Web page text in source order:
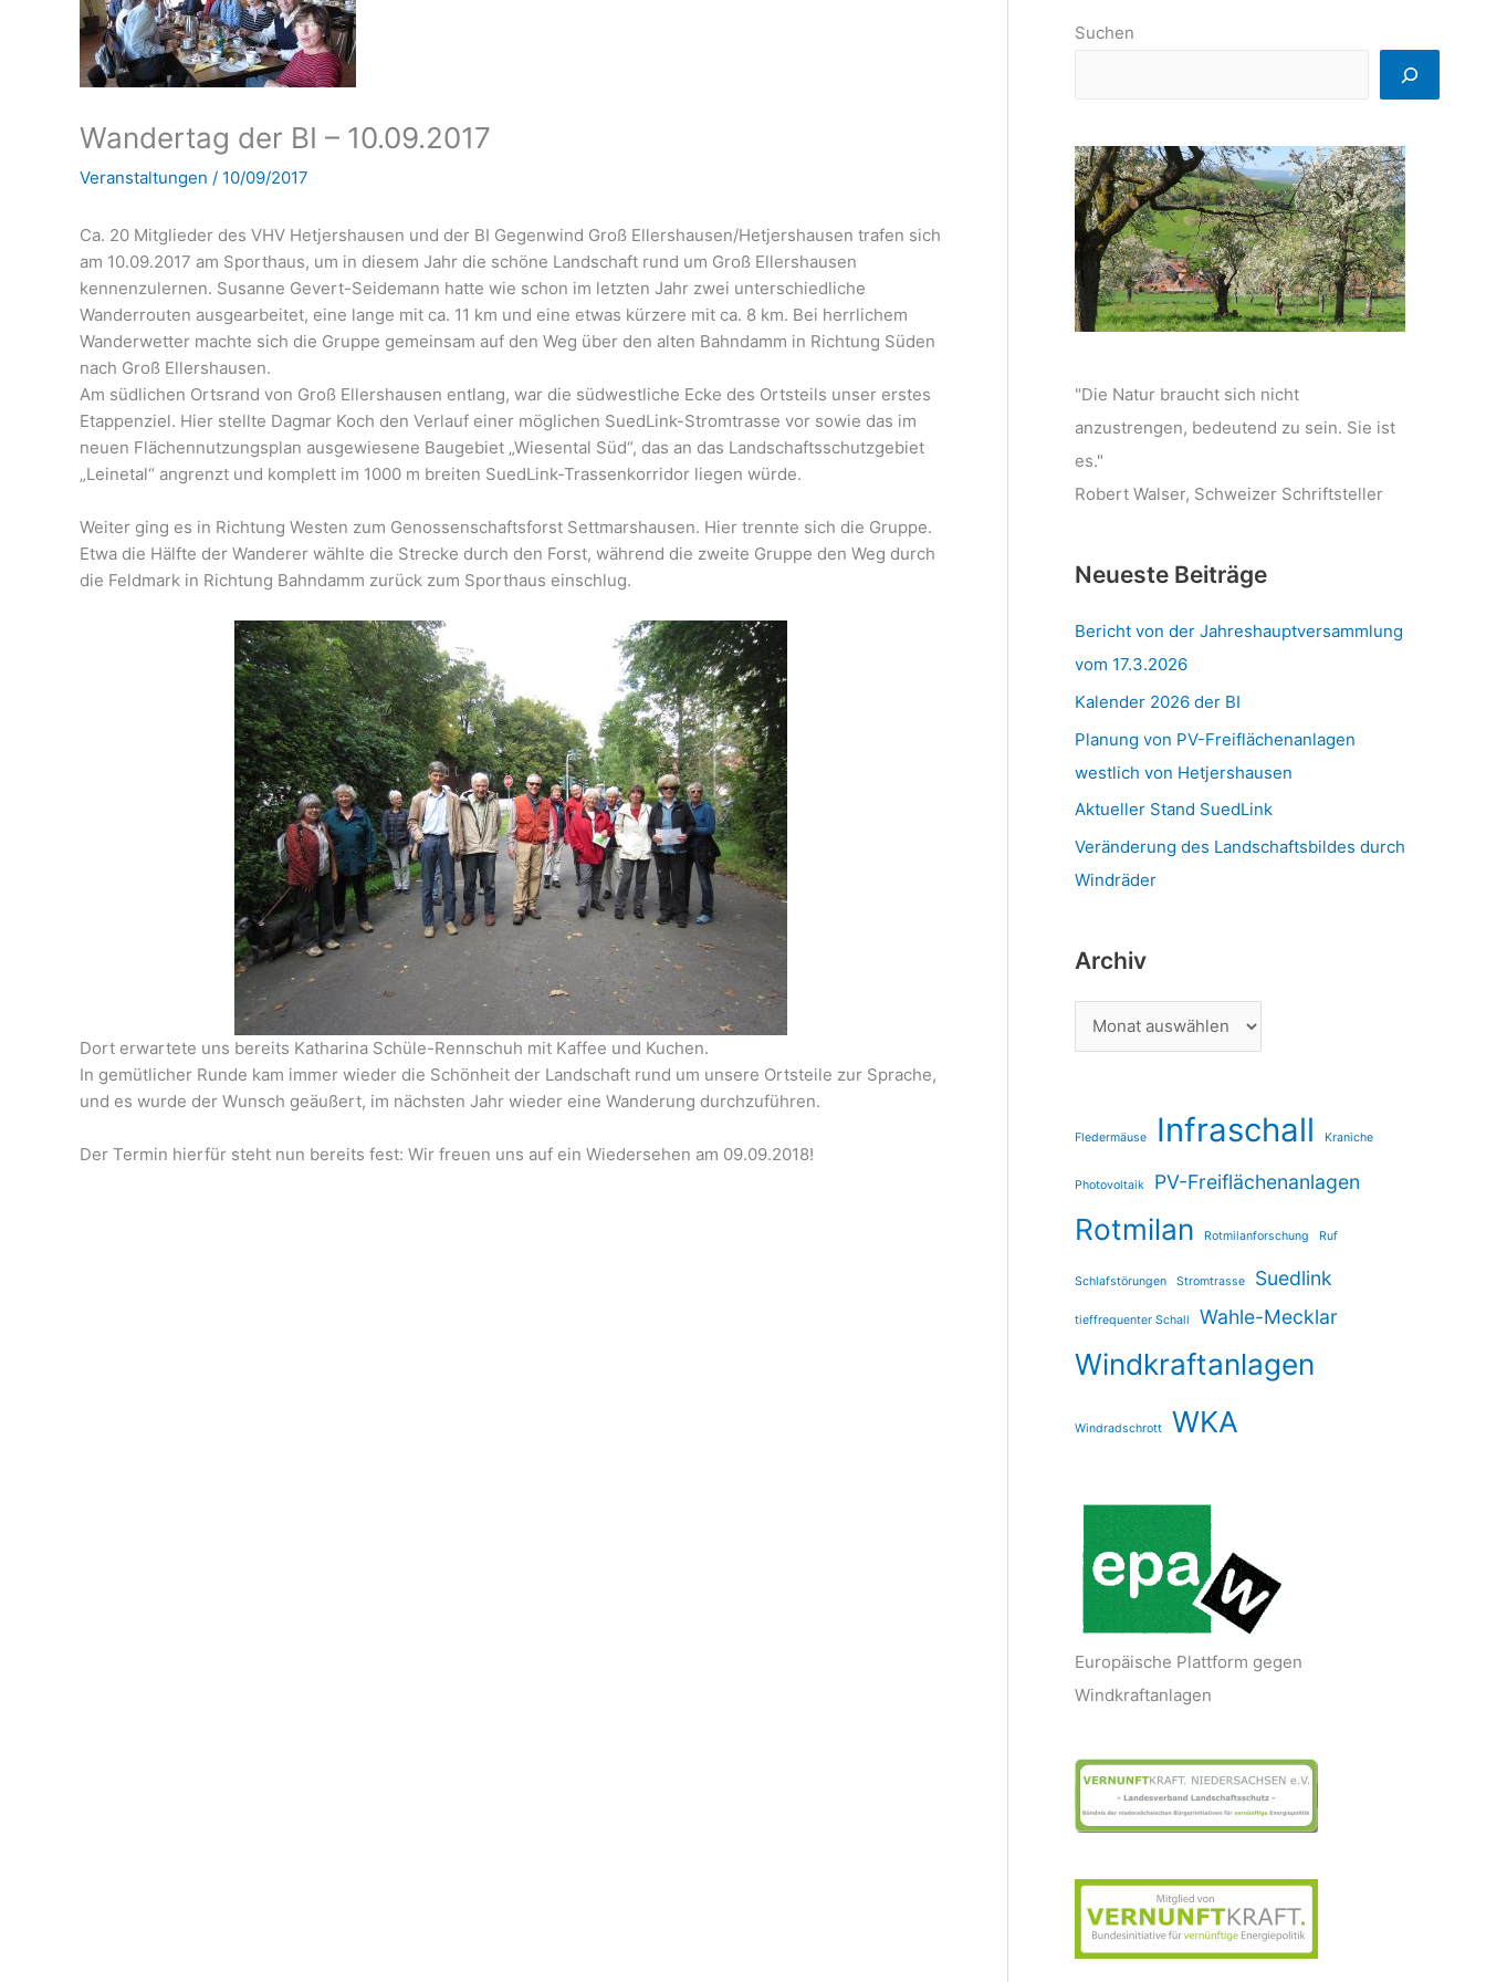
Wandertag der BI – 10.09.2017
Veranstaltungen / 10/09/2017
Ca. 20 Mitglieder des VHV Hetjershausen und der BI Gegenwind Groß Ellershausen/Hetjershausen trafen sich
am 10.09.2017 am Sporthaus, um in diesem Jahr die schöne Landschaft rund um Groß Ellershausen
kennenzulernen. Susanne Gevert-Seidemann hatte wie schon im letzten Jahr zwei unterschiedliche
Wanderrouten ausgearbeitet, eine lange mit ca. 11 km und eine etwas kürzere mit ca. 8 km. Bei herrlichem
Wanderwetter machte sich die Gruppe gemeinsam auf den Weg über den alten Bahndamm in Richtung Süden
nach Groß Ellershausen.
Am südlichen Ortsrand von Groß Ellershausen entlang, war die südwestliche Ecke des Ortsteils unser erstes
Etappenziel. Hier stellte Dagmar Koch den Verlauf einer möglichen SuedLink-Stromtrasse vor sowie das im
neuen Flächennutzungsplan ausgewiesene Baugebiet „Wiesental Süd“, das an das Landschaftsschutzgebiet
„Leinetal“ angrenzt und komplett im 1000 m breiten SuedLink-Trassenkorridor liegen würde.
Weiter ging es in Richtung Westen zum Genossenschaftsforst Settmarshausen. Hier trennte sich die Gruppe.
Etwa die Hälfte der Wanderer wählte die Strecke durch den Forst, während die zweite Gruppe den Weg durch
die Feldmark in Richtung Bahndamm zurück zum Sporthaus einschlug.
Dort erwartete uns bereits Katharina Schüle-Rennschuh mit Kaffee und Kuchen.
In gemütlicher Runde kam immer wieder die Schönheit der Landschaft rund um unsere Ortsteile zur Sprache,
und es wurde der Wunsch geäußert, im nächsten Jahr wieder eine Wanderung durchzuführen.
Der Termin hierfür steht nun bereits fest: Wir freuen uns auf ein Wiedersehen am 09.09.2018!
Suchen
"Die Natur braucht sich nicht
anzustrengen, bedeutend zu sein. Sie ist
es."
Robert Walser, Schweizer Schriftsteller
Neueste Beiträge
Bericht von der Jahreshauptversammlung
vom 17.3.2026
Kalender 2026 der BI
Planung von PV-Freiflächenanlagen
westlich von Hetjershausen
Aktueller Stand SuedLink
Veränderung des Landschaftsbildes durch
Windräder
Archiv
Fledermäuse Infraschall Kraniche
Photovoltaik PV-Freiflächenanlagen
Rotmilan Rotmilanforschung Ruf
Schlafstörungen Stromtrasse Suedlink
tieffrequenter Schall Wahle-Mecklar
Windkraftanlagen
Windradschrott WKA
Europäische Plattform gegen
Windkraftanlagen